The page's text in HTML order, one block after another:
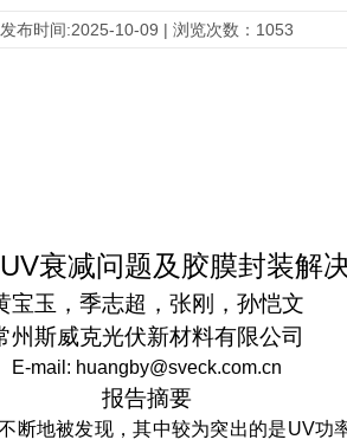
发布时间:2025-10-09 | 浏览次数：1053
UV衰减问题及胶膜封装解
宝玉 ， 季志超 ， 张刚 ， 孙恺文
州斯威克光伏新材料有限公司
E-mail: huangby@sveck.com.cn
报告摘要
断地被发现，其中较为突出的是UV功